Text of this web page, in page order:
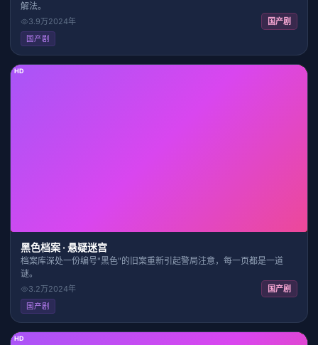
解法。
3.9万2024年 国产剧
国产剧
HD
黑色档案 · 悬疑迷宫
档案库深处一份编号"黑色"的旧案重新引起警局注意，每一页都是一道
谜。
3.2万2024年 国产剧
国产剧
HD